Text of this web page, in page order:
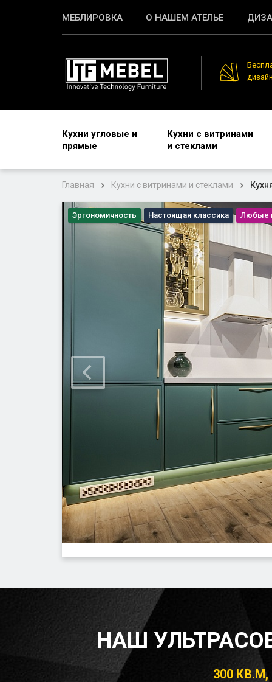
МЕБЛИРОВКА О НАШЕМ АТЕЛЬЕ
Кухни угловые и
прямые
Кухни с витринами
и стеклами
Главная Кухни с витринами и стеклами
Эргономичность Настоящая классика Любые
НАШ
300